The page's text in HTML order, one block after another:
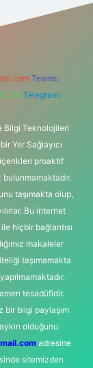
Teams:
726 Telegram:
Bilgi Teknolojileri
Yer Sağlayıcı
proaktif
taşımakta olup,
Bu internet
hiçbir bağlantısı
makaleler
taşımamakta
tesadüfidir.
bir bilgi paylaşım
olduğunu
adresine
sitemizden